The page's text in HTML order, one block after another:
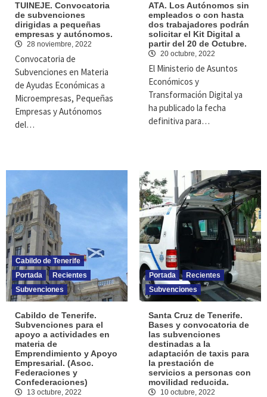
TUINEJE. Convocatoria
de subvenciones
dirigidas a pequeñas
empresas y autónomos.
28 noviembre, 2022
Convocatoria de
Subvenciones en Materia
de Ayudas Económicas a
Microempresas, Pequeñas
Empresas y Autónomos
del…
ATA. Los Autónomos sin
empleados o con hasta
dos trabajadores podrán
solicitar el Kit Digital a
partir del 20 de Octubre.
20 octubre, 2022
El Ministerio de Asuntos
Económicos y
Transformación Digital ya
ha publicado la fecha
definitiva para…
Cabildo de Tenerife
Portada
Recientes
Subvenciones
Cabildo de Tenerife.
Subvenciones para el
apoyo a actividades en
materia de
Emprendimiento y Apoyo
Empresarial. (Asoc.
Federaciones y
Confederaciones)
13 octubre, 2022
Portada
Recientes
Subvenciones
Santa Cruz de Tenerife.
Bases y convocatoria de
las subvenciones
destinadas a la
adaptación de taxis para
la prestación de
servicios a personas con
movilidad reducida.
10 octubre, 2022